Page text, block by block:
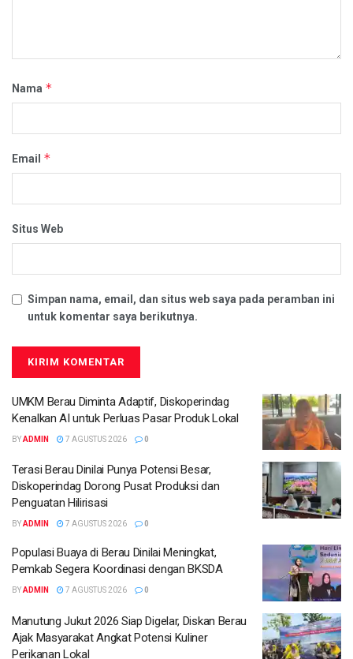
Nama *
Email *
Situs Web
Simpan nama, email, dan situs web saya pada peramban ini
untuk komentar saya berikutnya.
UMKM Berau Diminta Adaptif, Diskoperindag
Kenalkan AI untuk Perluas Pasar Produk Lokal
BYADMIN 7 AGUSTUS 2026 0
Terasi Berau Dinilai Punya Potensi Besar,
Diskoperindag Dorong Pusat Produksi dan
Penguatan Hilirisasi
BYADMIN 7 AGUSTUS 2026 0
Populasi Buaya di Berau Dinilai Meningkat,
Pemkab Segera Koordinasi dengan BKSDA
BYADMIN 7 AGUSTUS 2026 0
Manutung Jukut 2026 Siap Digelar, Diskan Berau
Ajak Masyarakat Angkat Potensi Kuliner
Perikanan Lokal